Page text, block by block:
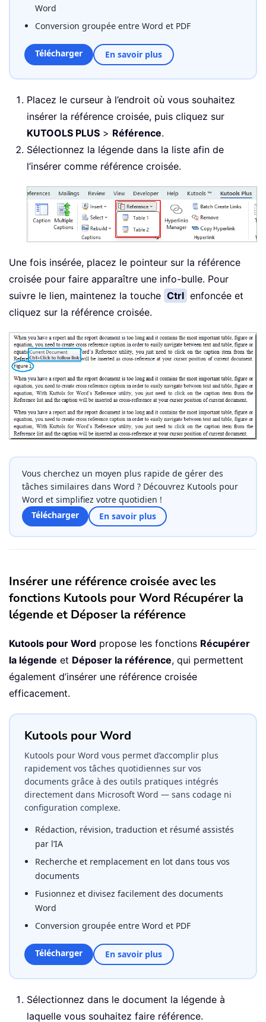
Word
Conversion groupée entre Word et PDF
Télécharger En savoir plus
Placez le curseur à l’endroit où vous souhaitez
insérer la référence croisée, puis cliquez sur
KUTOOLS PLUS > Référence.
Sélectionnez la légende dans la liste afin de
l’insérer comme référence croisée.
Une fois insérée, placez le pointeur sur la référence
croisée pour faire apparaître une info-bulle. Pour
suivre le lien, maintenez la touche Ctrl enfoncée et
cliquez sur la référence croisée.
Vous cherchez un moyen plus rapide de gérer des
tâches similaires dans Word ? Découvrez Kutools pour
Word et simplifiez votre quotidien !
Télécharger
En savoir plus
Insérer une référence croisée avec les
fonctions Kutools pour Word Récupérer la
légende et Déposer la référence
Kutools pour Word propose les fonctions Récupérer
la légende et Déposer la référence, qui permettent
également d’insérer une référence croisée
efficacement.
Kutools pour Word
Kutools pour Word vous permet d’accomplir plus
rapidement vos tâches quotidiennes sur vos
documents grâce à des outils pratiques intégrés
directement dans Microsoft Word — sans codage ni
configuration complexe.
Rédaction, révision, traduction et résumé assistés
par l’IA
Recherche et remplacement en lot dans tous vos
documents
Fusionnez et divisez facilement des documents
Word
Conversion groupée entre Word et PDF
Télécharger En savoir plus
Sélectionnez dans le document la légende à
laquelle vous souhaitez faire référence.